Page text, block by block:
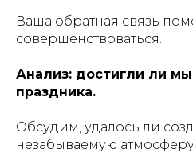
Ваша обратная связь
совершенствоваться.
Анализ: достигли ли
праздника.
Обсудим, удалось ли
незабываемую